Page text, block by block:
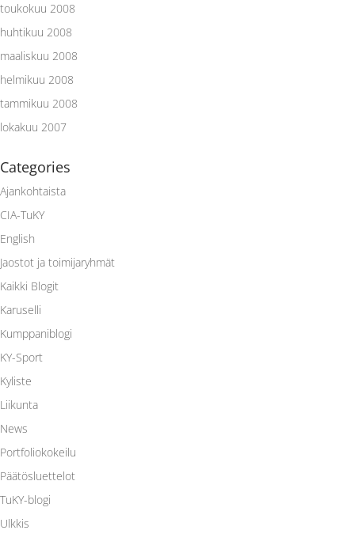
toukokuu 2008
huhtikuu 2008
maaliskuu 2008
helmikuu 2008
tammikuu 2008
lokakuu 2007
Categories
Ajankohtaista
CIA-TuKY
English
Jaostot ja toimijaryhmät
Kaikki Blogit
Karuselli
Kumppaniblogi
KY-Sport
Kyliste
Liikunta
News
Portfoliokokeilu
Päätösluettelot
TuKY-blogi
Ulkkis